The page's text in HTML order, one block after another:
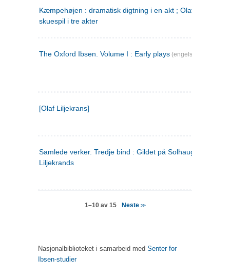
Kæmpehøjen : dramatisk digtning i en akt ; Olaf Liljekrans :
skuespil i tre akter
The Oxford Ibsen. Volume I : Early plays (engelsk)
[Olaf Liljekrans]
Samlede verker. Tredje bind : Gildet på Solhaug ; Olaf
Liljekrands
1–10 av 15 Neste>>
Nasjonalbiblioteket i samarbeid med Senter for
Ibsen-studier